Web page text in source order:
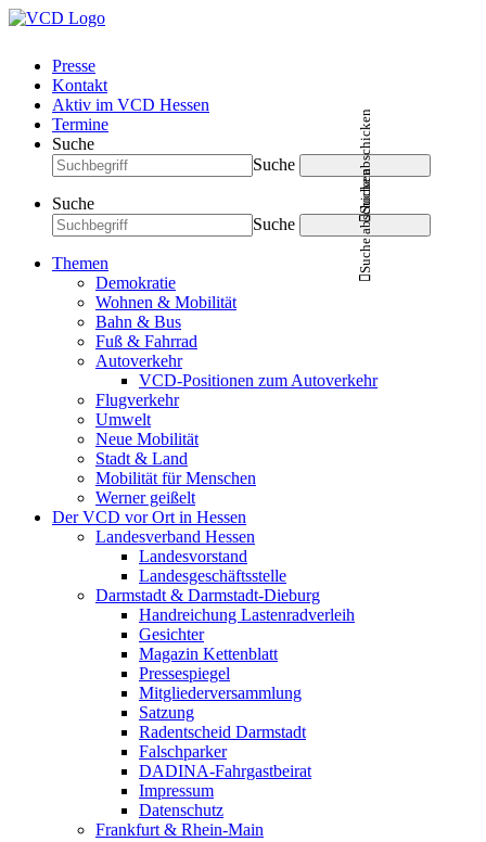
Presse
Kontakt
Aktiv im VCD Hessen
Termine
Suche
Suche
Suche abschicken
Suche
Suche
Suche abschicken
Themen
Demokratie
Wohnen & Mobilität
Bahn & Bus
Fuß & Fahrrad
Autoverkehr
VCD-Positionen zum Autoverkehr
Flugverkehr
Umwelt
Neue Mobilität
Stadt & Land
Mobilität für Menschen
Werner geißelt
Der VCD vor Ort in Hessen
Landesverband Hessen
Landesvorstand
Landesgeschäftsstelle
Darmstadt & Darmstadt-Dieburg
Handreichung Lastenradverleih
Gesichter
Magazin Kettenblatt
Pressespiegel
Mitgliederversammlung
Satzung
Radentscheid Darmstadt
Falschparker
DADINA-Fahrgastbeirat
Impressum
Datenschutz
Frankfurt & Rhein-Main